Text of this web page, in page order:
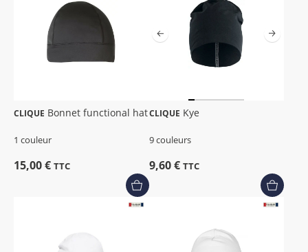
CLIQUE Bonnet functional hat
1 couleur
15,00 € TTC
CLIQUE Kye
9 couleurs
9,60 € TTC